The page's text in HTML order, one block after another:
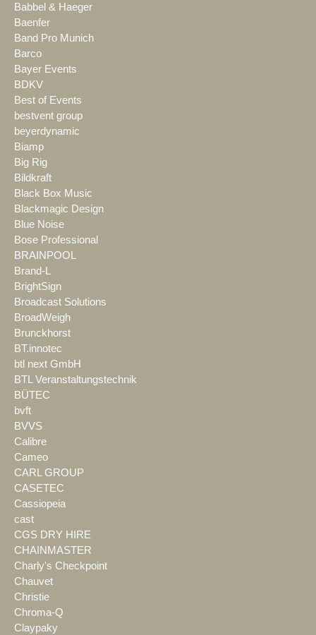
Babbel & Haeger
Baenfer
Band Pro Munich
Barco
Bayer Events
BDKV
Best of Events
bestvent group
beyerdynamic
Biamp
Big Rig
Bildkraft
Black Box Music
Blackmagic Design
Blue Noise
Bose Professional
BRAINPOOL
Brand-L
BrightSign
Broadcast Solutions
BroadWeigh
Brunckhorst
BT.innotec
btl next GmbH
BTL Veranstaltungstechnik
BÜTEC
bvft
BVVS
Calibre
Cameo
CARL GROUP
CASETEC
Cassiopeia
cast
CGS DRY HIRE
CHAINMASTER
Charly's Checkpoint
Chauvet
Christie
Chroma-Q
Claypaky